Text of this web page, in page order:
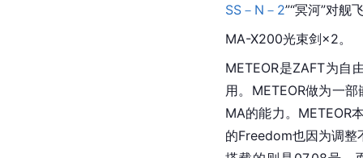
SS－N－2”“冥河”对舰
MA-X200光束剑×2。
METEOR是ZAFT为自
用。METEOR做为一
MA的能力。METEOR
的Freedom也因为调整